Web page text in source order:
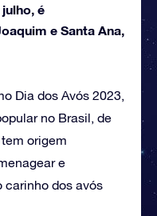
é
e Santa Ana,
Dia dos Avós 2023,
no Brasil, de
origem
e
carinho dos avós